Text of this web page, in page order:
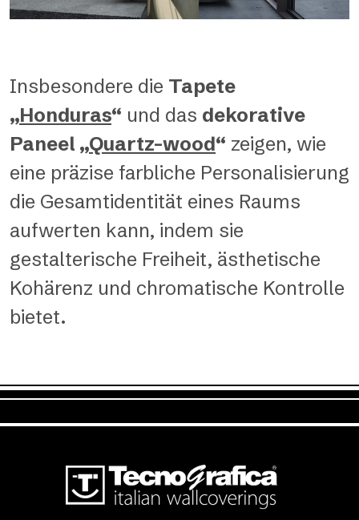
Insbesondere die Tapete
„Honduras“ und das dekorative
Paneel „Quartz-wood“ zeigen, wie
eine präzise farbliche Personalisierung
die Gesamtidentität eines Raums
aufwerten kann, indem sie
gestalterische Freiheit, ästhetische
Kohärenz und chromatische Kontrolle
bietet.